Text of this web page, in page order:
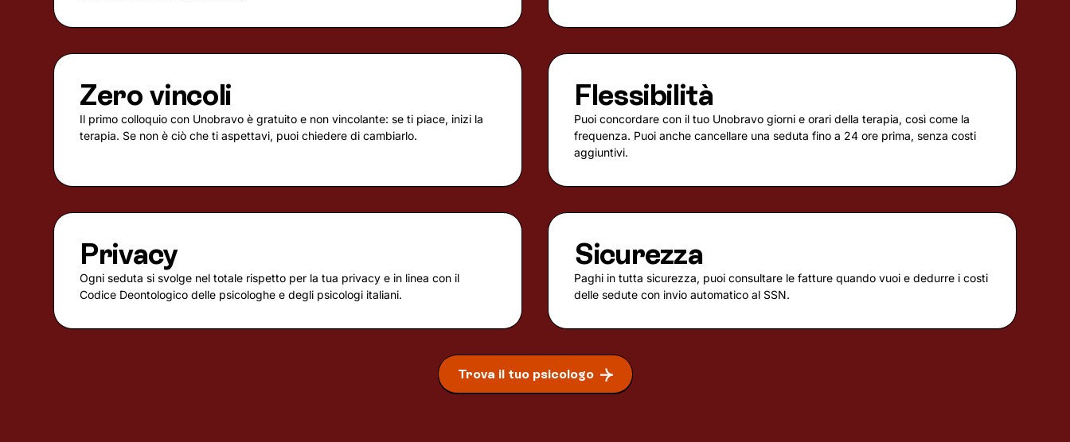
Zero vincoli
Il primo colloquio con Unobravo è gratuito e non vincolante: se ti piace, inizi la
terapia. Se non è ciò che ti aspettavi, puoi chiedere di cambiarlo.
Flessibilità
Puoi concordare con il tuo Unobravo giorni e orari della terapia, così come la
frequenza. Puoi anche cancellare una seduta fino a 24 ore prima, senza costi
aggiuntivi.
Privacy
Ogni seduta si svolge nel totale rispetto per la tua privacy e in linea con il
Codice Deontologico delle psicologhe e degli psicologi italiani.
Sicurezza
Paghi in tutta sicurezza, puoi consultare le fatture quando vuoi e dedurre i costi
delle sedute con invio automatico al SSN.
Trova il tuo psicologo